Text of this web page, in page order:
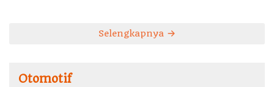
Selengkapnya
Otomotif